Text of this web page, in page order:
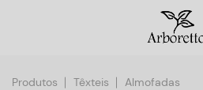
Produtos Têxteis Almofadas